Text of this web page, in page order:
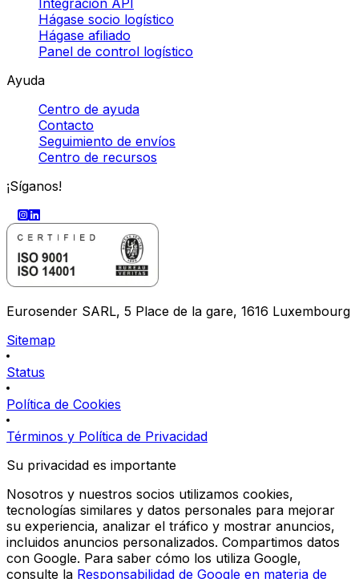
Eurosender SARL, 5 Place de la gare, 1616 Luxembourg
Sitemap
Política de Cookies
Términos y Política de Privacidad